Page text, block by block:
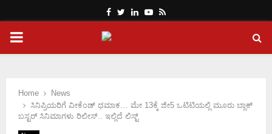
Facebook
Twitter
LinkedinYoutube
Rss
PRIMARY
Home
News
ಸಿನಿಪ್ರಿಯರಿಗೆ ವೀಕೆಂಡ್ ಧಮಾಕ… ಮೇ 13ಕ್ಕೆ ಜೀ5 ಒಟಿಟಿಯಲ್ಲಿ ಮೂರು ಬ್ಲಾಕ್
ಬಸ್ಟರ್ ಸಿನಿಮಾಗಳು ರಿಲೀಸ್.. ಇಲ್ಲಿದೆ ಲಿಸ್ಟ್